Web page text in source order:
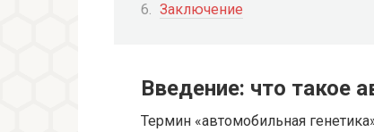
Заключение
Введение: что такое
Термин «автомобильная